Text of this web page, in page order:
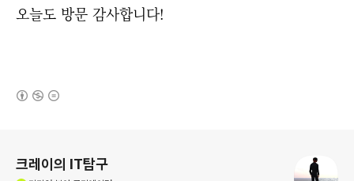
오늘도 방문 감사합니다!
크레이의 IT탐구